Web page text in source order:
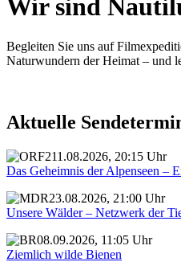
Wir sind
Begleiten Sie uns auf
Naturwundern der Heimat – und
Aktuelle
11.08.2026, 20:15 Uhr
Das Geheimnis der Alpenseen –
23.08.2026, 21:00 Uhr
Unsere Wälder – Netzwerk der
08.09.2026, 11:05 Uhr
Ziemlich wilde Bienen